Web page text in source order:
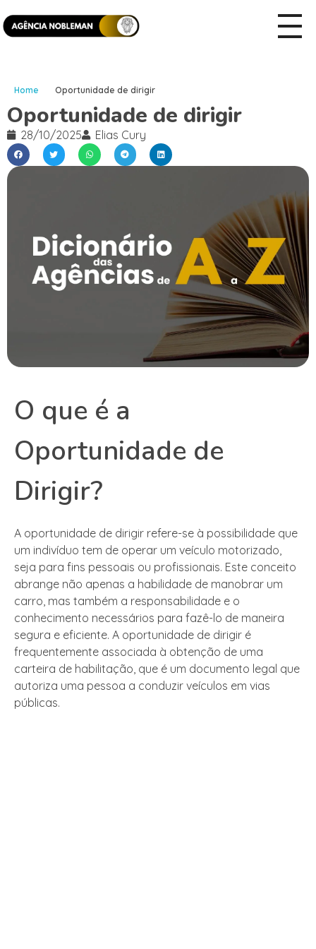
Home Oportunidade de dirigir
Oportunidade de dirigir
28/10/2025 Elias Cury
O que é a
Oportunidade de
Dirigir?
A oportunidade de dirigir refere-se à possibilidade que
um indivíduo tem de operar um veículo motorizado,
seja para fins pessoais ou profissionais. Este conceito
abrange não apenas a habilidade de manobrar um
carro, mas também a responsabilidade e o
conhecimento necessários para fazê-lo de maneira
segura e eficiente. A oportunidade de dirigir é
frequentemente associada à obtenção de uma
carteira de habilitação, que é um documento legal que
autoriza uma pessoa a conduzir veículos em vias
públicas.